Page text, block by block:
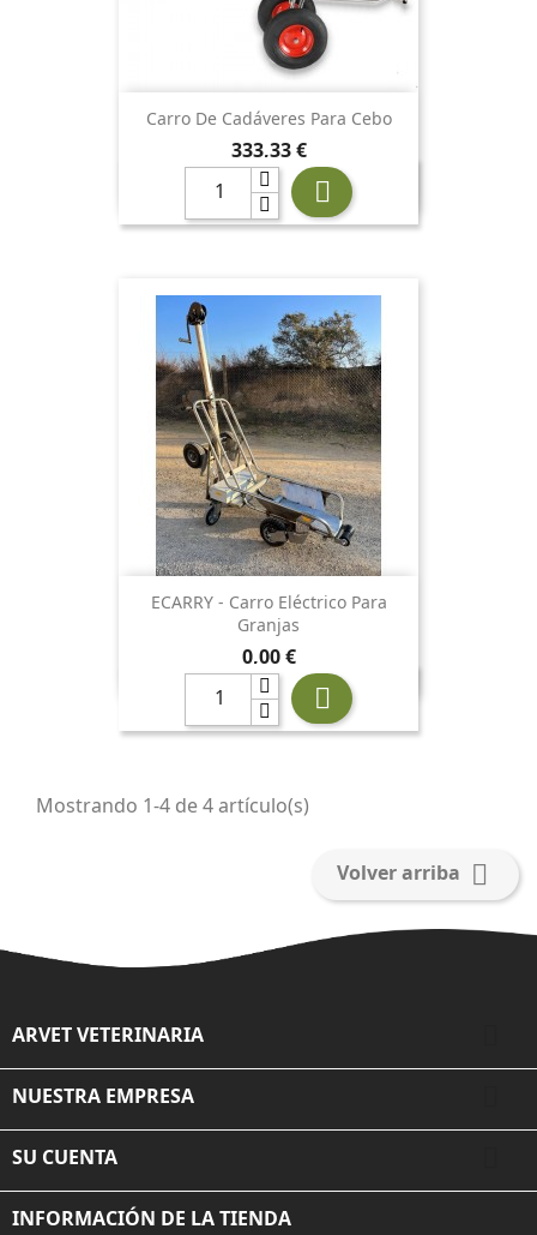
Carro De Cadáveres Para Cebo
Precio
333,33 €

ECARRY - Carro Eléctrico Para
Granjas
Precio
0,00 €

Mostrando 1-4 de 4 artículo(s)
Volver arriba 
ARVET VETERINARIA
NUESTRA EMPRESA
SU CUENTA
INFORMACIÓN DE LA TIENDA